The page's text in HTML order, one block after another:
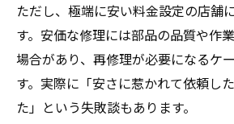
ただし、極端に安い料金設定の店舗
す。安価な修理には部品の品質や作
場合があり、再修理が必要になるケ
す。実際に「安さに惹かれて依頼し
た」という失敗談もあります。